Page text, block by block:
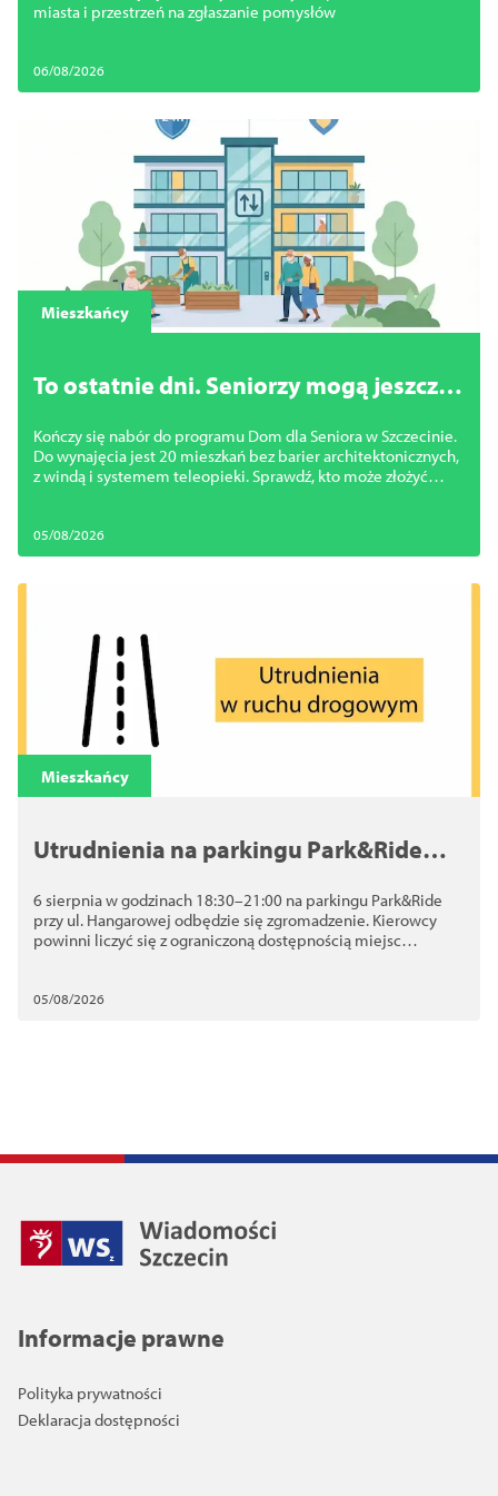
pomysły
miasta i przestrzeń na zgłaszanie pomysłów
06/08/2026
Mieszkańcy
To ostatnie dni. Seniorzy mogą jeszcze
centrum Szczecina
Kończy się nabór do programu Dom dla Seniora w Szczecinie.
Do wynajęcia jest 20 mieszkań bez barier architektonicznych,
z windą i systemem teleopieki. Sprawdź, kto może złożyć
05/08/2026
Mieszkańcy
Utrudnienia na parkingu Park&Ride
odbędzie się zgromadzenie
6 sierpnia w godzinach 18:30–21:00 na parkingu Park&Ride
przy ul. Hangarowej odbędzie się zgromadzenie. Kierowcy
powinni liczyć się z ograniczoną dostępnością miejsc
05/08/2026
Informacje prawne
Polityka prywatności
Deklaracja dostępności